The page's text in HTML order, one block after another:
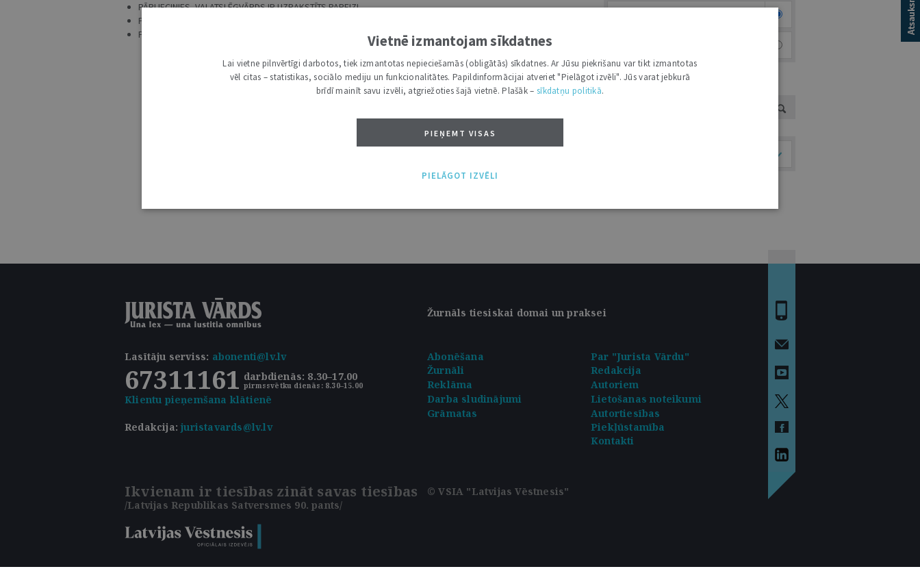
PĀRLIECINIES, VAI ATSLĒGVĀRDS IR UZRAKSTĪTS PAREIZI.
PRECIZĒ MEKLĒŠANAS PIEPRASĪJUMU.
PĀRBAUDI, VAI IR IZVĒLĒTS ATBILSTOŠS MEKLĒŠANAS LAUKS.
Žurnāls tiesiskai domai un praksei
Lasītāju serviss: abonenti@lv.lv
67311161 darbdienās: 8.30–17.00
pirmssvētku dienās: 8.30–15.00
Klientu pieņemšana klātienē
Abonēšana
Par "Jurista Vārdu"
Žurnāli
Redakcija
Reklāma
Autoriem
Darba sludinājumi
Lietošanas noteikumi
Redakcija:juristavards@lv.lv
Grāmatas
Autortiesības
Piekļūstamība
Kontakti
Ikvienam ir tiesības zināt savas tiesības
/Latvijas Republikas Satversmes 90. pants/
© VSIA "Latvijas Vēstnesis"
Vietnē izmantojam sīkdatnes
Lai vietne pilnvērtīgi darbotos, tiek izmantotas nepieciešamās (obligātās) sīkdatnes. Ar Jūsu piekrišanu var tikt izmantotas
vēl citas – statistikas, sociālo mediju un funkcionalitātes. Papildinformācijai atveriet "Pielāgot izvēli". Jūs varat jebkurā
brīdī mainīt savu izvēli, atgriežoties šajā vietnē. Plašāk – sīkdatņu politikā.
PIEŅEMT VISAS
PIELĀGOT IZVĒLI